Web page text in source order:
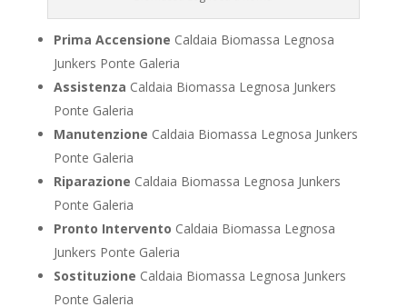
Prima Accensione Caldaia Biomassa Legnosa
Junkers Ponte Galeria
Assistenza Caldaia Biomassa Legnosa Junkers
Ponte Galeria
Manutenzione Caldaia Biomassa Legnosa Junkers
Ponte Galeria
Riparazione Caldaia Biomassa Legnosa Junkers
Ponte Galeria
Pronto Intervento Caldaia Biomassa Legnosa
Junkers Ponte Galeria
Sostituzione Caldaia Biomassa Legnosa Junkers
Ponte Galeria